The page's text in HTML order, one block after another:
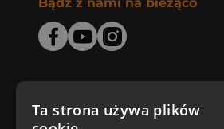
Ta strona używa plików